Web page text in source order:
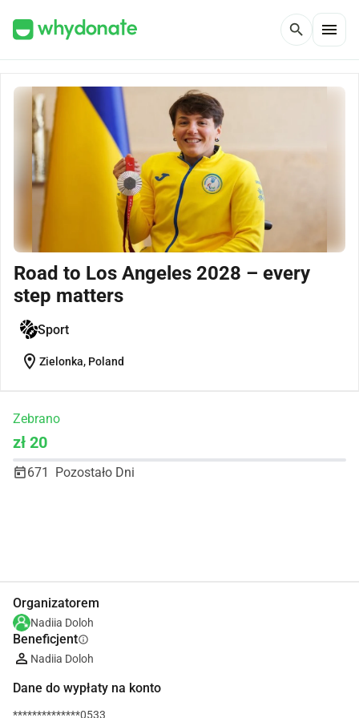
search menu
Road to Los Angeles 2028 – every
step matters
Sport
location_on Zielonka, Poland
Zebrano
zł 20
671 Pozostało Dni
Organizatorem
Nadiia Doloh
Beneficjentinfo
Nadiia Doloh
Dane do wypłaty na konto
**************0533